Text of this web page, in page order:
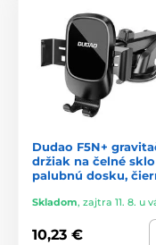
Dudao F5N+
držiak na čelné
palubnú dosku,
Skladom, zajtra 11. 8. u
10,23 €